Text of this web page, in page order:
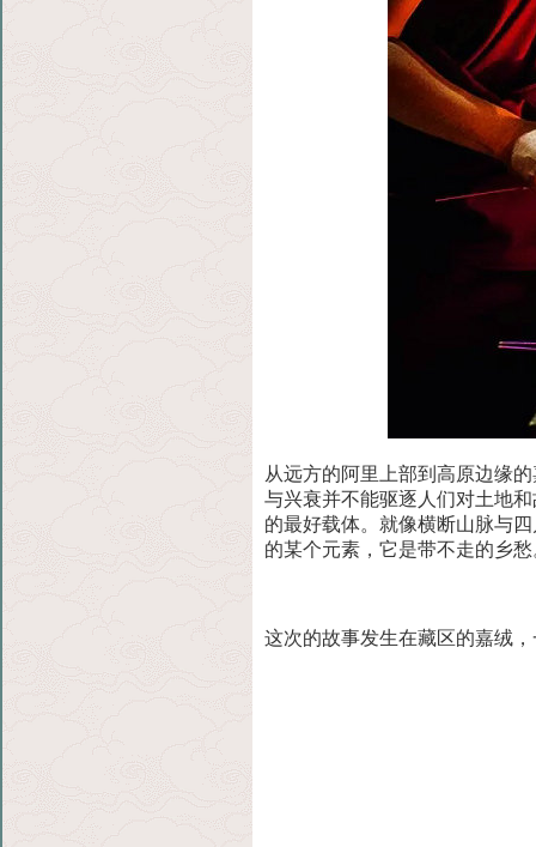
从远方的阿里上部到高原边缘
与兴衰并不能驱逐 人们对土地
的最好载体。就像横断山脉与
的某个元素，它是带不走的乡愁
这次的故事发生在藏区的嘉绒